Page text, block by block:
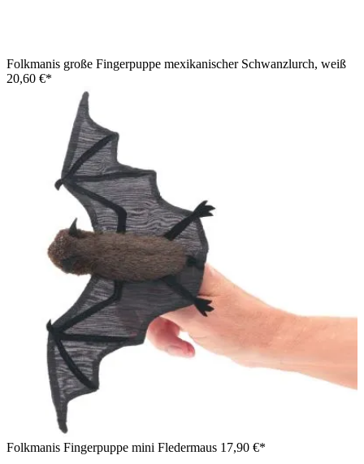
Folkmanis große Fingerpuppe mexikanischer Schwanzlurch, weiß
20,60 €*
Folkmanis Fingerpuppe mini Fledermaus 17,90 €*